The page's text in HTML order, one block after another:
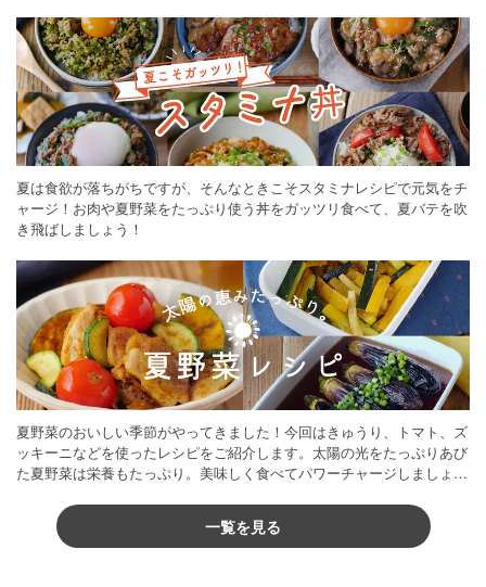
夏は食欲が落ちがちですが、そんなときこそスタミナレシピで元気をチ
ャージ！お肉や夏野菜をたっぷり使う丼をガッツリ食べて、夏バテを吹
き飛ばしましょう！
夏野菜のおいしい季節がやってきました！今回はきゅうり、トマト、ズ
ッキーニなどを使ったレシピをご紹介します。太陽の光をたっぷりあび
た夏野菜は栄養もたっぷり。美味しく食べてパワーチャージしましょう
一覧を見る